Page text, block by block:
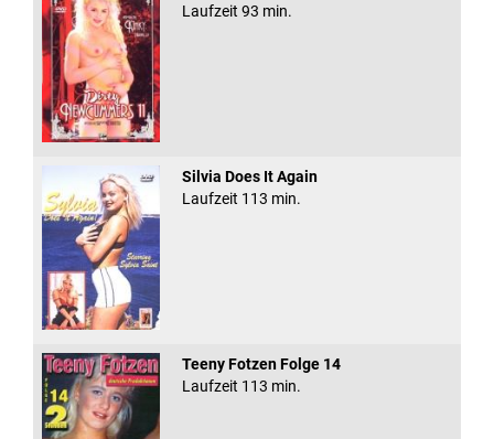
Laufzeit 93 min.
Silvia Does It Again
Laufzeit 113 min.
Teeny Fotzen Folge 14
Laufzeit 113 min.